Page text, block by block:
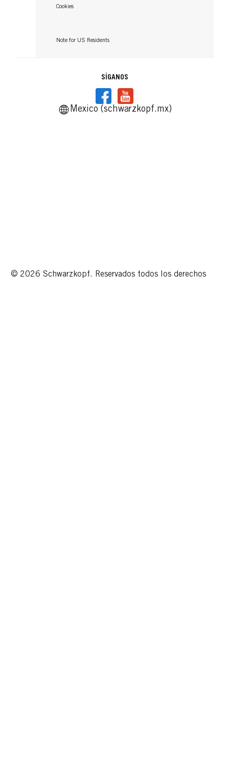
Cookies
Note for US Residents
SÍGANOS
Mexico (schwarzkopf.mx)
© 2026 Schwarzkopf. Reservados todos los derechos